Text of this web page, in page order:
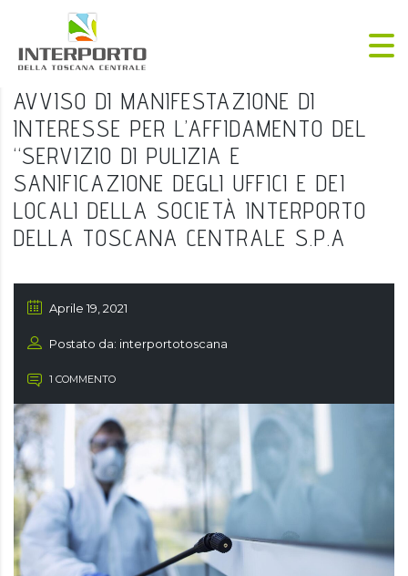
AVVISO DI MANIFESTAZIONE DI
INTERESSE PER L’AFFIDAMENTO DEL
“SERVIZIO DI PULIZIA E
SANIFICAZIONE DEGLI UFFICI E DEI
LOCALI DELLA SOCIETÀ INTERPORTO
DELLA TOSCANA CENTRALE S.P.A
Aprile 19, 2021
Postato da: interportotoscana
1 COMMENTO